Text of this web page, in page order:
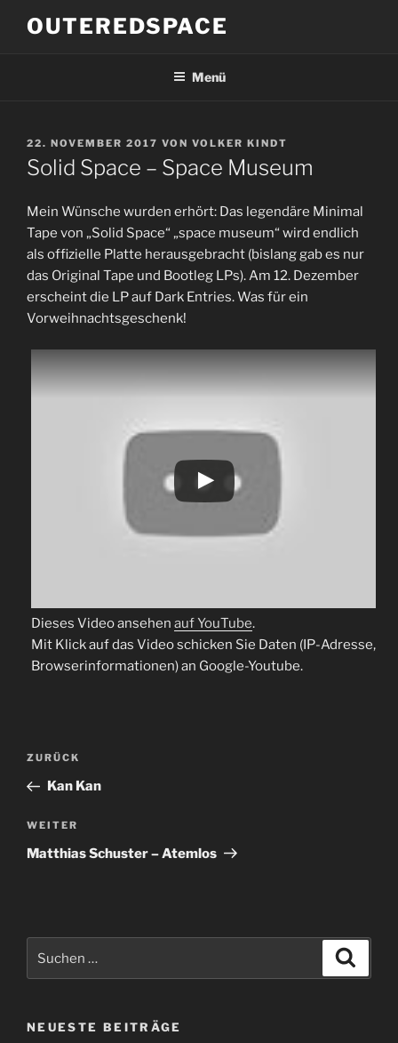
InhaltOUTEREDSPACE
Menü
VERÖFFENTLICHT
AM
22. NOVEMBER 2017 VON VOLKER KINDT
Solid Space – Space Museum
Mein Wünsche wurden erhört: Das legendäre Minimal
Tape von „Solid Space“ „space museum“ wird endlich
als offizielle Platte herausgebracht (bislang gab es nur
das Original Tape und Bootleg LPs). Am 12. Dezember
erscheint die LP auf Dark Entries. Was für ein
Vorweihnachtsgeschenk!
Dieses Video ansehen auf YouTube.
Mit Klick auf das Video schicken Sie Daten (IP-Adresse,
Browserinformationen) an Google-Youtube.
Beitragsnavigation
Vorheriger
Beitrag
ZURÜCK
Kan Kan
Nächster
Beitrag
WEITER
Matthias Schuster – Atemlos
nach:
NEUESTE BEITRÄGE